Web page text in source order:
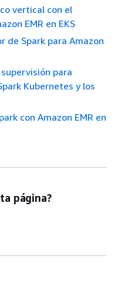
vertical con el
EMR en EKS
de Spark para Amazon
para
Kubernetes y los
con Amazon EMR en
página?